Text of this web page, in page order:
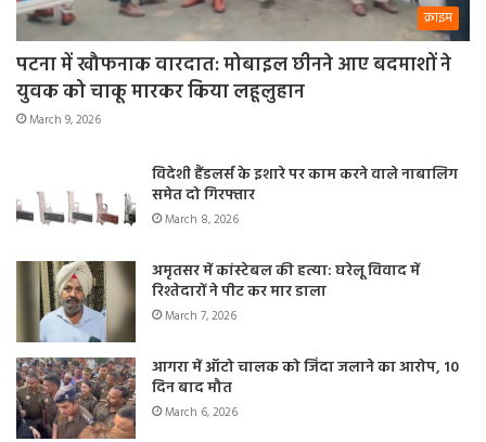
क्राइम
पटना में खौफनाक वारदात: मोबाइल छीनने आए बदमाशों ने
युवक को चाकू मारकर किया लहूलुहान
March 9, 2026
विदेशी हैंडलर्स के इशारे पर काम करने वाले नाबालिग
समेत दो गिरफ्तार
March 8, 2026
अमृतसर में कांस्टेबल की हत्या: घरेलू विवाद में
रिश्तेदारों ने पीट कर मार डाला
March 7, 2026
आगरा में ऑटो चालक को जिंदा जलाने का आरोप, 10
दिन बाद मौत
March 6, 2026